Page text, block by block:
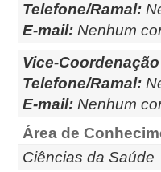
Telefone/Ramal:
E-mail: Nenhum
Vice-
Telefone/Ramal:
E-mail: Nenhum
Área de
Ciências da Saúde